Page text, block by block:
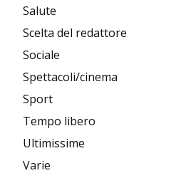
Salute
Scelta del redattore
Sociale
Spettacoli/cinema
Sport
Tempo libero
Ultimissime
Varie